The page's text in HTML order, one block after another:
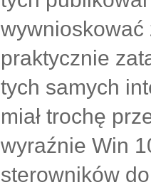
wywnioskować
praktycznie
tych samych
miał trochę
wyraźnie Win
sterowników